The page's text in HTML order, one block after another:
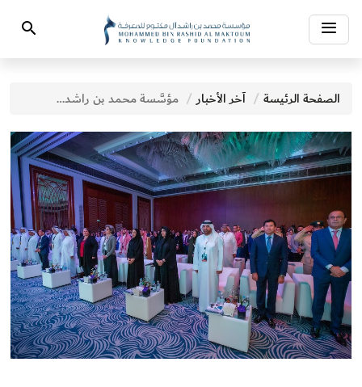
Toggle
navigation
Search
الصفحة الرئيسة آخر الأخبار مؤسَّسة محمد بن راشد آل مكتوم للمعرفة تكشف عن فعاليات اليوم الثاني من «ملتقى شباب المعرفة»